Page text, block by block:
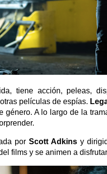
tiene acción, peleas,
películas de espías.
género. A lo largo de la
porScott Adkins y
films y se animen a